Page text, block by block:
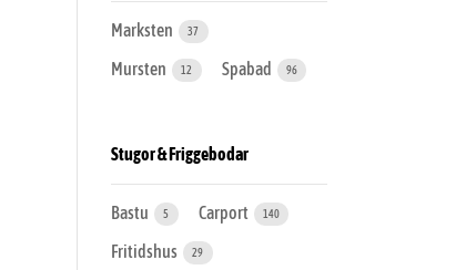
Marksten 37
Mursten 12 Spabad 96
Stugor & Friggebodar
Bastu 5 Carport 140
Fritidshus 29